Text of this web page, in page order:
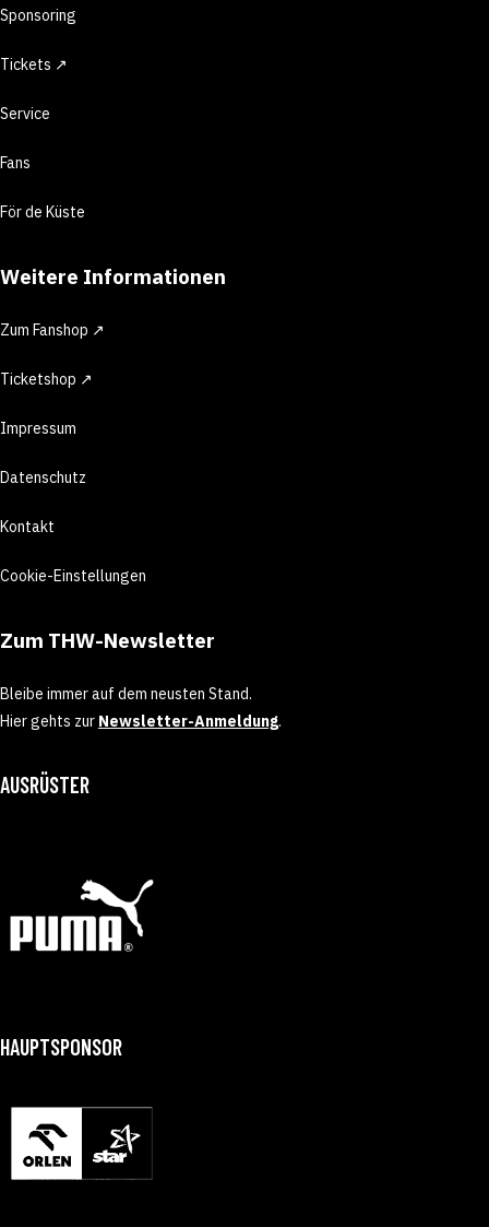
Sponsoring
Tickets ↗
Service
Fans
För de Küste
Weitere Informationen
Zum Fanshop ↗
Ticketshop ↗
Impressum
Datenschutz
Kontakt
Cookie-Einstellungen
Zum THW-Newsletter
Bleibe immer auf dem neusten Stand.
Hier gehts zur Newsletter-Anmeldung.
AUSRÜSTER
HAUPTSPONSOR